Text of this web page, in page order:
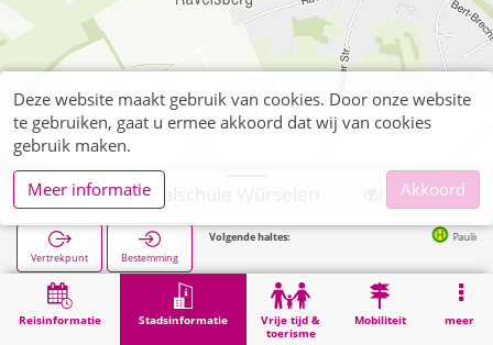
Reisinformatie Stadsinformatie
Vrije tijd &
toerisme
Mobiliteit meer
Würselen, Realschule Würselen
Vertrekpunt Bestemming
Volgende haltes: Paulinenstraße in
Stadsinformatie Opleiding Würselen, Realschule Würselen
Deze website maakt gebruik van cookies. Door onze website
te gebruiken, gaat u ermee akkoord dat wij van cookies
gebruik maken.
Meer informatie
Akkoord